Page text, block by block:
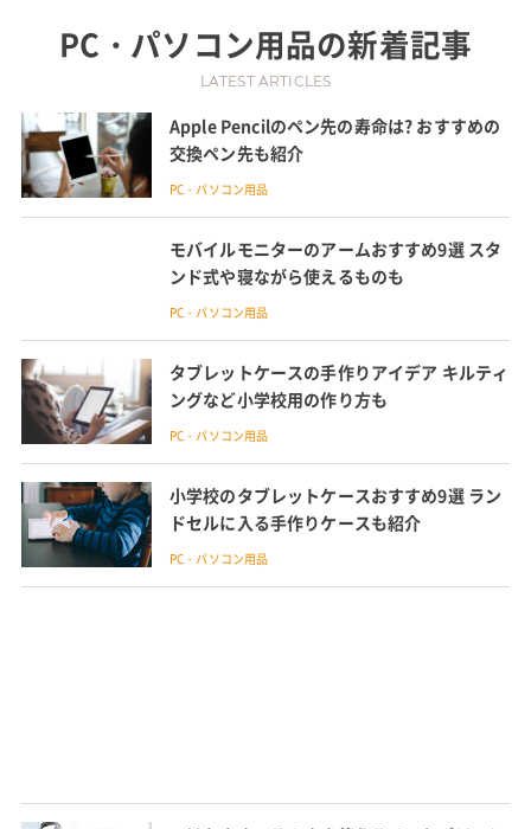
PC・パソコン用品の新着記事
LATEST ARTICLES
Apple Pencilのペン先の寿命は? おすすめの
交換ペン先も紹介
PC・パソコン用品
モバイルモニターのアームおすすめ9選 スタ
ンド式や寝ながら使えるものも
PC・パソコン用品
タブレットケースの手作りアイデア キルティ
ングなど小学校用の作り方も
PC・パソコン用品
小学校のタブレットケースおすすめ9選 ラン
ドセルに入る手作りケースも紹介
PC・パソコン用品